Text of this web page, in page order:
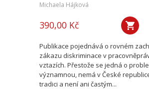
Michaela Hájková
390,00 Kč
Publikace pojednává o rovném
zákazu diskriminace v
vztazích. Přestože se jedná o
významnou, nemá v České
tradici a není ani častým...